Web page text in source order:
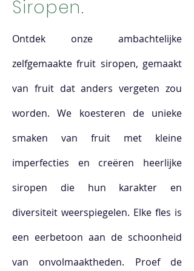
Siropen.
Ontdek onze ambachtelijke
zelfgemaakte fruit siropen, gemaakt
van fruit dat anders vergeten zou
worden. We koesteren de unieke
smaken van fruit met kleine
imperfecties en creëren heerlijke
siropen die hun karakter en
diversiteit weerspiegelen. Elke fles is
een eerbetoon aan de schoonheid
van onvolmaaktheden. Proef de